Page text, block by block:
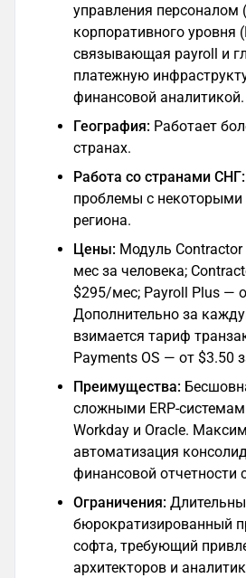
управления персоналом
корпоративного уровня
связывающая payroll и
платежную
финансовой аналитикой.
География: Работает
странах.
Работа со странами СНГ:
проблемы с некоторыми
региона.
Цены: Модуль
мес за человека;
$295/мес; Payroll Plus —
Дополнительно за
взимается тариф
Payments OS — от $3.50
Преимущества:
сложными ERP-
Workday и Oracle.
автоматизация
финансовой отчетности
Ограничения:
бюрократизированный
софта, требующий
архитекторов и